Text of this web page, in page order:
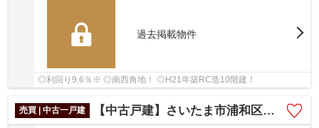
過去掲載物件
◎利回り9.6％※ ◎南西角地！ ◎H21年築RC造10階建！
売買 | 中古一戸建 【中古戸建】さいたま市浦和区高砂